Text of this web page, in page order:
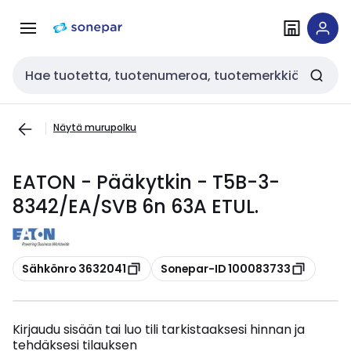
navigointiinsisältöön
Haku
Näytä murupolku
EATON - Pääkytkin - T5B-3-
8342/EA/SVB 6n 63A ETUL.
Kopioi
Sähkönro 3632041 Kopioi
Sonepar-ID 100083733
Kirjaudu sisään tai luo tili tarkistaaksesi hinnan ja
tehdäksesi tilauksen